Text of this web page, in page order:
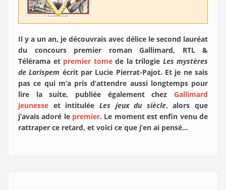
Il y a un an, je découvrais avec délice le second lauréat
du concours premier roman Gallimard, RTL &
Télérama et premier tomede la trilogie Les mystères
de Larispem écrit par Lucie Pierrat-Pajot. Et je ne sais
pas ce qui m’a pris d’attendre aussi longtemps pour
lire la suite, publiée également chez Gallimard
jeunesse et intitulée Les jeux du siècle, alors que
j’avais adoré le premier. Le moment est enfin venu de
rattraper ce retard, et voici ce que j’en ai pensé…